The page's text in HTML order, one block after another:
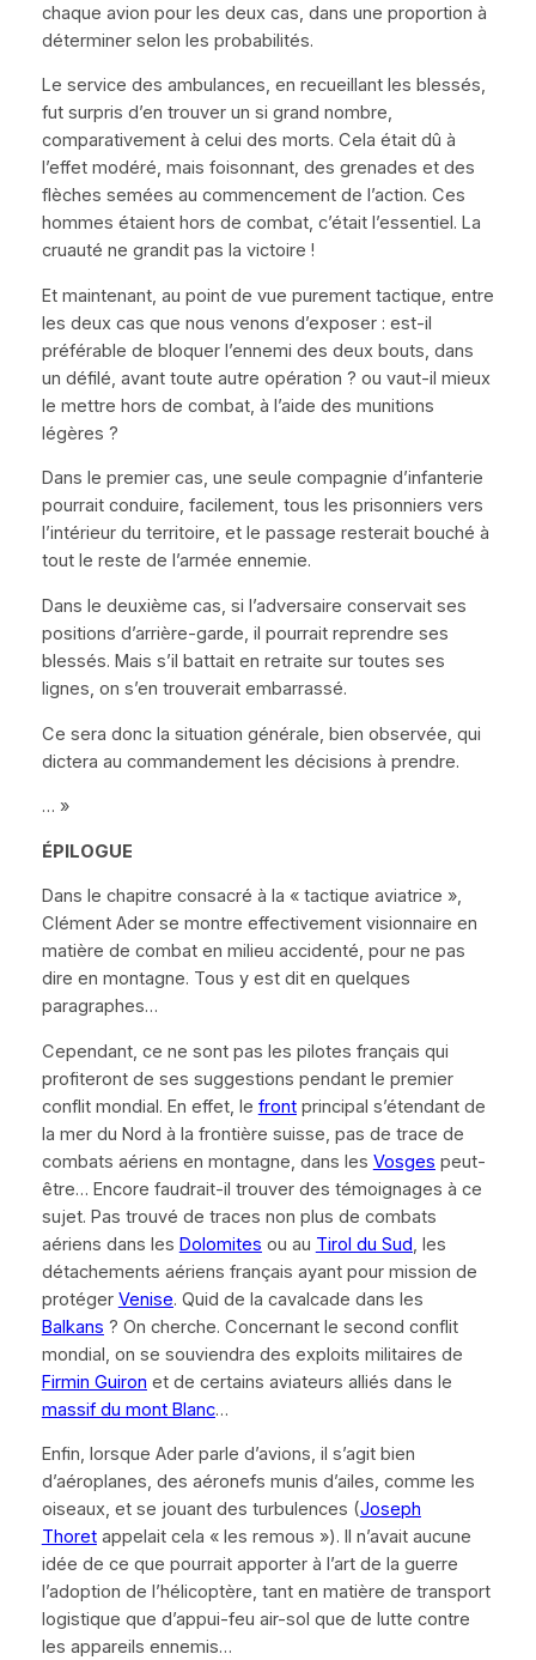
chaque avion pour les deux cas, dans une proportion à
déterminer selon les probabilités.
Le service des ambulances, en recueillant les blessés,
fut surpris d’en trouver un si grand nombre,
comparativement à celui des morts. Cela était dû à
l’effet modéré, mais foisonnant, des grenades et des
flèches semées au commencement de l’action. Ces
hommes étaient hors de combat, c’était l’essentiel. La
cruauté ne grandit pas la victoire !
Et maintenant, au point de vue purement tactique, entre
les deux cas que nous venons d’exposer : est-il
préférable de bloquer l’ennemi des deux bouts, dans
un défilé, avant toute autre opération ? ou vaut-il mieux
le mettre hors de combat, à l’aide des munitions
légères ?
Dans le premier cas, une seule compagnie d’infanterie
pourrait conduire, facilement, tous les prisonniers vers
l’intérieur du territoire, et le passage resterait bouché à
tout le reste de l’armée ennemie.
Dans le deuxième cas, si l’adversaire conservait ses
positions d’arrière-garde, il pourrait reprendre ses
blessés. Mais s’il battait en retraite sur toutes ses
lignes, on s’en trouverait embarrassé.
Ce sera donc la situation générale, bien observée, qui
dictera au commandement les décisions à prendre.
… »
ÉPILOGUE
Dans le chapitre consacré à la « tactique aviatrice »,
Clément Ader se montre effectivement visionnaire en
matière de combat en milieu accidenté, pour ne pas
dire en montagne. Tous y est dit en quelques
paragraphes…
Cependant, ce ne sont pas les pilotes français qui
profiteront de ses suggestions pendant le premier
conflit mondial. En effet, le frontprincipal s’étendant de
la mer du Nord à la frontière suisse, pas de trace de
combats aériens en montagne, dans les Vosges peut-
être… Encore faudrait-il trouver des témoignages à ce
sujet. Pas trouvé de traces non plus de combats
aériens dans les Dolomites ou au Tirol du Sud, les
détachements aériens français ayant pour mission de
protéger Venise. Quid de la cavalcade dans les
Balkans ? On cherche. Concernant le second conflit
mondial, on se souviendra des exploits militaires de
Firmin Guiron et de certains aviateurs alliés dans le
massif du mont Blanc…
Enfin, lorsque Ader parle d’avions, il s’agit bien
d’aéroplanes, des aéronefs munis d’ailes, comme les
oiseaux, et se jouant des turbulences (Joseph
Thoretappelait cela « les remous »). Il n’avait aucune
idée de ce que pourrait apporter à l’art de la guerre
l’adoption de l’hélicoptère, tant en matière de transport
logistique que d’appui-feu air-sol que de lutte contre
les appareils ennemis…